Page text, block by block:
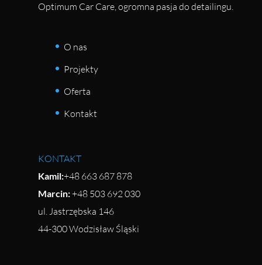
Optimum Car Care, ogromna pasja do detailingu.
O nas
Projekty
Oferta
Kontakt
KONTAKT
Kamil:+48 663 687 878
Marcin:+48 503 692 030
ul. Jastrzębska 146
44-300 Wodzisław Śląski